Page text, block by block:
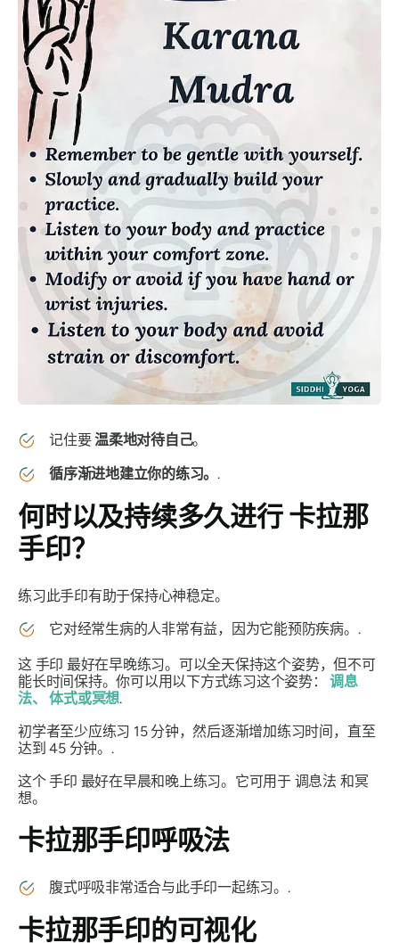
记住要温柔地对待自己。
循序渐进地建立你的练习。.
何时以及持续多久进行卡拉那
手印？
练习此手印有助于保持心神稳定。
它对经常生病的人非常有益，因为它能预防疾病。.
这 手印 最好在早晚练习。可以全天保持这个姿势，但不可
能长时间保持。你可以用以下方式练习这个姿势：调息
法、体式或冥想.
初学者至少应练习 15 分钟，然后逐渐增加练习时间，直至
达到 45 分钟。.
这个手印 最好在早晨和晚上练习。它可用于 调息法 和冥
想。
卡拉那手印呼吸法
腹式呼吸非常适合与此手印一起练习。.
卡拉那手印的可视化